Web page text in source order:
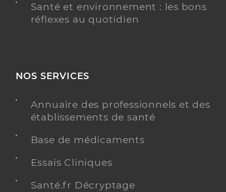
Santé et environnement : les bons
réflexes au quotidien
NOS SERVICES
Annuaire des professionnels et des
établissements de santé
Base de médicaments
Essais Cliniques
Santé.fr Décryptage